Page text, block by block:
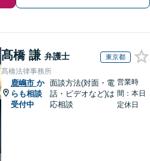
髙橋 謙 弁護士 東京都
髙橋法律事務所
鹿嶋市 か
らも相談
受付中
面談方法(対面・電
話・ビデオなど)は
応相談
営業時
間：本日
定休日